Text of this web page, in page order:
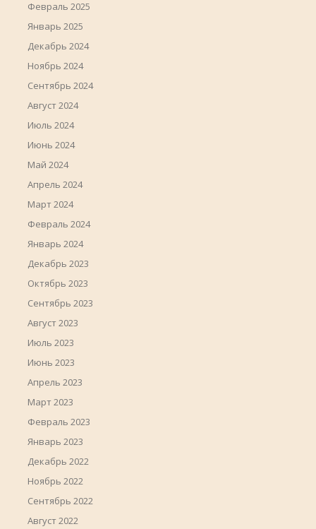
Февраль 2025
Январь 2025
Декабрь 2024
Ноябрь 2024
Сентябрь 2024
Август 2024
Июль 2024
Июнь 2024
Май 2024
Апрель 2024
Март 2024
Февраль 2024
Январь 2024
Декабрь 2023
Октябрь 2023
Сентябрь 2023
Август 2023
Июль 2023
Июнь 2023
Апрель 2023
Март 2023
Февраль 2023
Январь 2023
Декабрь 2022
Ноябрь 2022
Сентябрь 2022
Август 2022